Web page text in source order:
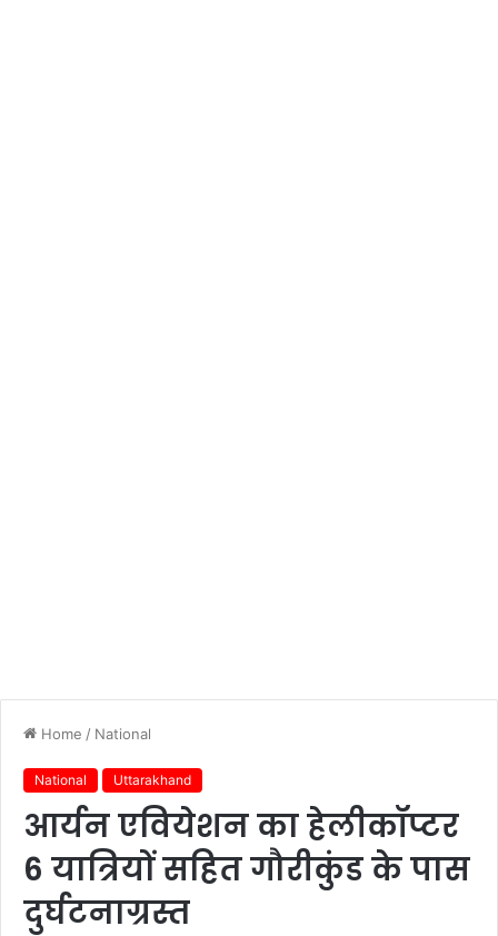
Home / National
National Uttarakhand
आर्यन एवियेशन का हेलीकॉप्टर
6 यात्रियों सहित गौरीकुंड के पास
दुर्घटनाग्रस्त